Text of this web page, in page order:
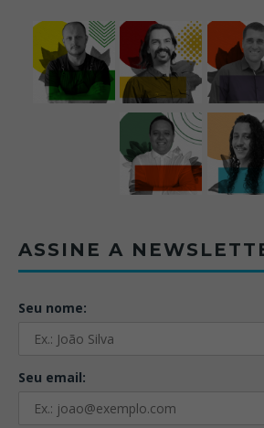
ASSINE A
Seu nome:
Seu email: